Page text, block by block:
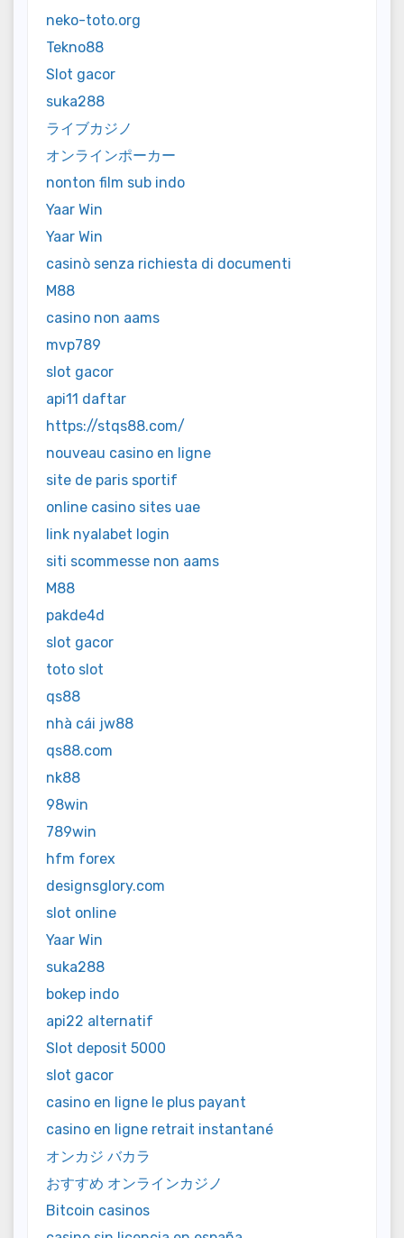
neko-toto.org
Tekno88
Slot gacor
suka288
ライブカジノ
オンラインポーカー
nonton film sub indo
Yaar Win
Yaar Win
casinò senza richiesta di documenti
M88
casino non aams
mvp789
slot gacor
api11 daftar
https://stqs88.com/
nouveau casino en ligne
site de paris sportif
online casino sites uae
link nyalabet login
siti scommesse non aams
M88
pakde4d
slot gacor
toto slot
qs88
nhà cái jw88
qs88.com
nk88
98win
789win
hfm forex
designsglory.com
slot online
Yaar Win
suka288
bokep indo
api22 alternatif
Slot deposit 5000
slot gacor
casino en ligne le plus payant
casino en ligne retrait instantané
オンカジ バカラ
おすすめ オンラインカジノ
Bitcoin casinos